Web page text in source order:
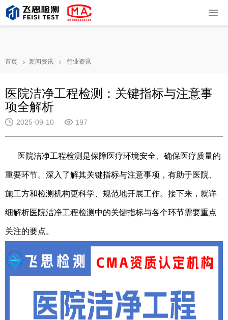
首页 新闻资讯 行业资讯
医院洁净工程检测：关键指标与注意事
项全解析
2025-09-10 197
医院洁净工程检测是保障医疗环境安全、确保医疗质量的
重要环节。深入了解其关键指标与注意事项，有助于医院、
施工方和检测机构更科学、规范地开展工作。接下来，就详
细解析医院洁净工程检测中的关键指标与各个环节需要重点
关注的要点。